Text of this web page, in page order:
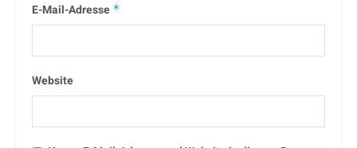
E-Mail-Adresse *
Website